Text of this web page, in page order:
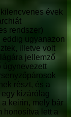
évek
rendszer)
eddig ugyanazon
illetve volt
jellemző
úgynevezett
részt, és a
kizárólag
keirin, mely bár
honosítva lett a